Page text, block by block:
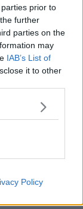
prior to
further
parties on the
may
IAB’s List of
it to other
Policy
si è proceduto a
a ottimizzare
miglioramento
ai servizi. In
ribassate per
di lavoro
dal lunedì al
alle 12,35.